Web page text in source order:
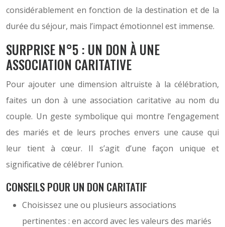
considérablement en fonction de la destination et de la
durée du séjour, mais l’impact émotionnel est immense.
SURPRISE N°5 : UN DON À UNE
ASSOCIATION CARITATIVE
Pour ajouter une dimension altruiste à la célébration,
faites un don à une association caritative au nom du
couple. Un geste symbolique qui montre l’engagement
des mariés et de leurs proches envers une cause qui
leur tient à cœur. Il s’agit d’une façon unique et
significative de célébrer l’union.
CONSEILS POUR UN DON CARITATIF
Choisissez une ou plusieurs associations
pertinentes : en accord avec les valeurs des mariés